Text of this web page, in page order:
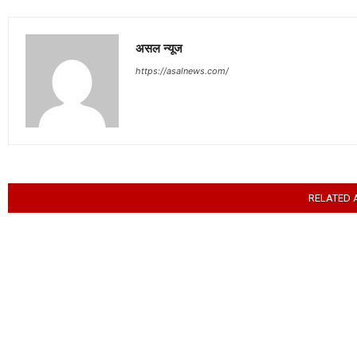
असल न्यूज
https://asalnews.com/
RELATED